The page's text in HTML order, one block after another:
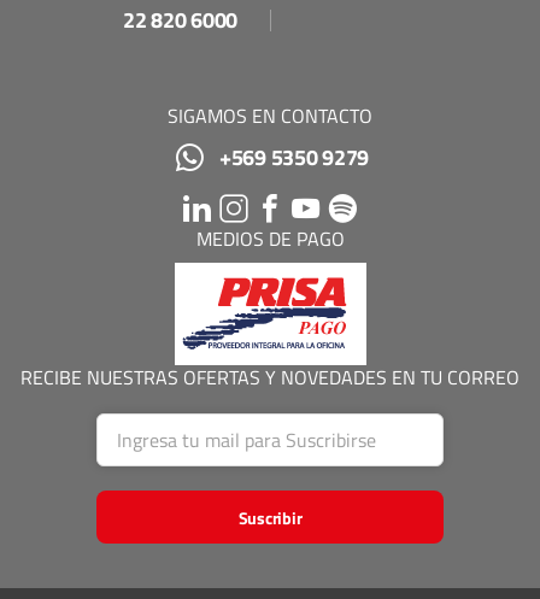
22 820 6000
SIGAMOS EN CONTACTO
+569 5350 9279
MEDIOS DE PAGO
RECIBE NUESTRAS OFERTAS Y NOVEDADES EN TU CORREO
Suscribir